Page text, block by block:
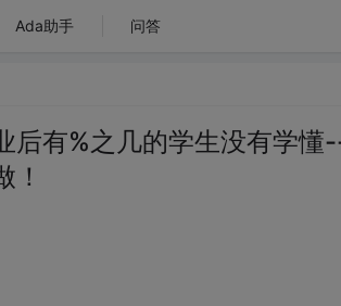
Ada助手 问答
后有%之几的学生没有学懂